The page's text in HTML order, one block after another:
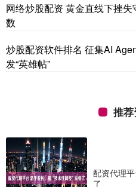
网络炒股配资 黄金直线下挫
数
炒股配资软件排名 征集AI
发“英雄帖”
推
配资代理
了